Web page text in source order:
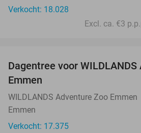
Verkocht: 18.028
Excl. ca. €3
Dagentree voor
Emmen
WILDLANDS Adventure Zoo Emmen
Emmen
Verkocht: 17.375